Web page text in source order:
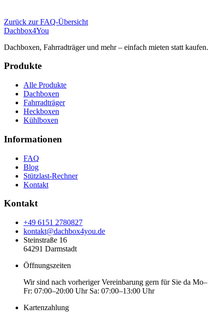
Zurück zur FAQ-Übersicht
Dachbox4You
Dachboxen, Fahrradträger und mehr – einfach mieten statt kaufen.
Produkte
Alle Produkte
Dachboxen
Fahrradträger
Heckboxen
Kühlboxen
Informationen
FAQ
Blog
Stützlast-Rechner
Kontakt
Kontakt
+49 6151 2780827
kontakt@dachbox4you.de
Steinstraße 16
64291 Darmstadt
Öffnungszeiten
Wir sind nach vorheriger Vereinbarung gern für Sie da Mo–
Fr: 07:00–20:00 Uhr Sa: 07:00–13:00 Uhr
Kartenzahlung